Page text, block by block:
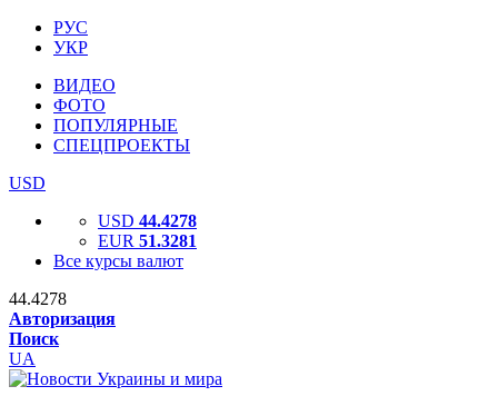
РУС
УКР
ВИДЕО
ФОТО
ПОПУЛЯРНЫЕ
СПЕЦПРОЕКТЫ
USD
USD 44.4278
EUR 51.3281
Все курсы валют
44.4278
Авторизация
Поиск
UA